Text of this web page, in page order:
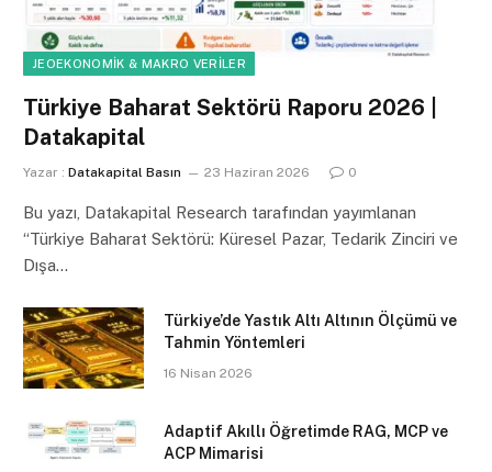
JEOEKONOMIK & MAKRO VERILER
Türkiye Baharat Sektörü Raporu 2026 |
Datakapital
Yazar : Datakapital Basın 23 Haziran 2026 0
Bu yazı, Datakapital Research tarafından yayımlanan
“Türkiye Baharat Sektörü: Küresel Pazar, Tedarik Zinciri ve
Dışa…
Türkiye’de Yastık Altı Altının Ölçümü ve
Tahmin Yöntemleri
16 Nisan 2026
Adaptif Akıllı Öğretimde RAG, MCP ve
ACP Mimarisi